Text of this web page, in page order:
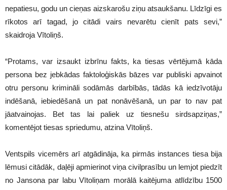
nepatiesu, godu un cieņas aizskarošu ziņu atsaukšanu. Līdzīgi es
rīkotos arī tagad, jo citādi vairs nevarētu cienīt pats sevi,”
skaidroja Vītoliņš.
“Protams, var izsaukt izbrīnu fakts, ka tiesas vērtējumā kāda
persona bez jebkādas faktoloģiskās bāzes var publiski apvainot
otru personu krimināli sodāmās darbībās, tādās kā iedzīvotāju
indēšanā, iebiedēšanā un pat nonāvēšanā, un par to nav pat
jāatvainojas. Bet tas lai paliek uz tiesnešu sirdsapziņas,”
komentējot tiesas spriedumu, atzina Vītoliņš.
Ventspils vicemērs arī atgādināja, ka pirmās instances tiesa bija
lēmusi citādāk, daļēji apmierinot viņa civilprasību un lemjot piedzīt
no Jansona par labu Vītoliņam morālā kaitējuma atlīdzību 1500